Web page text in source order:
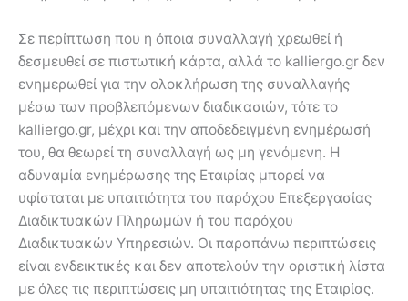
Σε περίπτωση που η όποια συναλλαγή χρεωθεί ή
δεσμευθεί σε πιστωτική κάρτα, αλλά το kalliergo.gr δεν
ενημερωθεί για την ολοκλήρωση της συναλλαγής
μέσω των προβλεπόμενων διαδικασιών, τότε το
kalliergo.gr, μέχρι και την αποδεδειγμένη ενημέρωσή
του, θα θεωρεί τη συναλλαγή ως μη γενόμενη. Η
αδυναμία ενημέρωσης της Εταιρίας μπορεί να
υφίσταται με υπαιτιότητα του παρόχου Επεξεργασίας
Διαδικτυακών Πληρωμών ή του παρόχου
Διαδικτυακών Υπηρεσιών. Οι παραπάνω περιπτώσεις
είναι ενδεικτικές και δεν αποτελούν την οριστική λίστα
με όλες τις περιπτώσεις μη υπαιτιότητας της Εταιρίας.